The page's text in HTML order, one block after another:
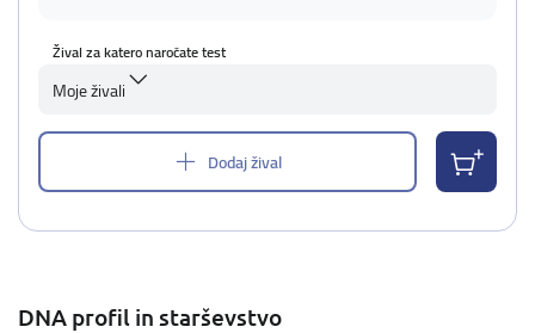
Žival za katero naročate test
Moje živali
Dodaj žival
DNA profil in starševstvo